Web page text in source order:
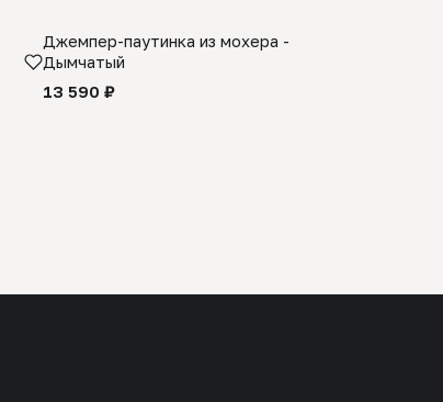
Джемпер-паутинка из мохера -
Дымчатый
13 590 ₽